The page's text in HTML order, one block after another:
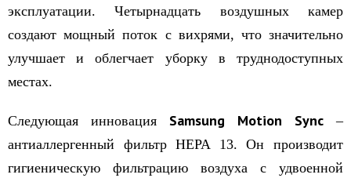
эксплуатации. Четырнадцать воздушных камер
создают мощный поток с вихрями, что значительно
улучшает и облегчает уборку в труднодоступных
местах.
Следующая инновация Samsung Motion Sync –
антиаллергенный фильтр HEPA 13. Он производит
гигиеническую фильтрацию воздуха с удвоенной